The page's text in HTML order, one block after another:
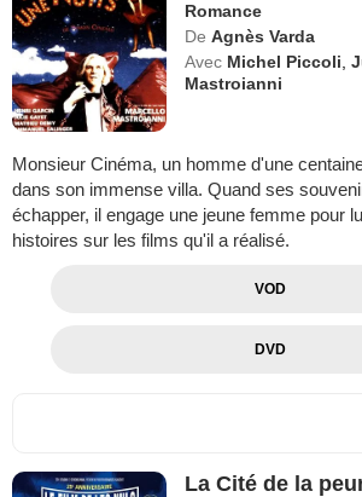
Romance
De Agnès Varda
Avec Michel Piccoli ,
Mastroianni
Monsieur Cinéma, un homme d'une
dans son immense villa. Quand ses
échapper, il engage une jeune femme pour
histoires sur les films qu'il a réalisé.
VOD
DVD
La Cité de la